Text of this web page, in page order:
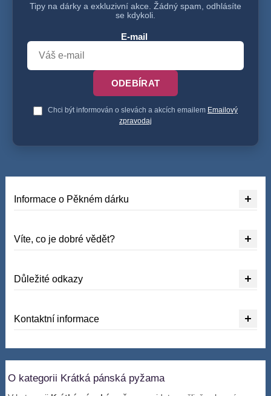
Tipy na dárky a exkluzivní akce. Žádný spam, odhlásíte
se kdykoli.
E-mail
ODEBÍRAT
Chci být informován o slevách a akcích emailem Emailový
zpravodaj
Informace o Pěkném dárku
Víte, co je dobré vědět?
Důležité odkazy
Kontaktní informace
O kategorii Krátká pánská pyžama